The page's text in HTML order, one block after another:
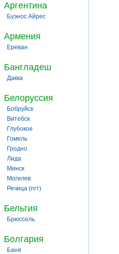
Аргентина
Буэнос Айрес
Армения
Ереван
Бангладеш
Дакка
Белоруссия
Бобруйск
Витебск
Глубокое
Гомель
Гродно
Лида
Минск
Могилев
Речица (пгт)
Бельгия
Брюссель
Болгария
Баня